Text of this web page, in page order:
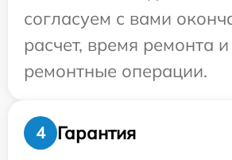
согласуем с вами
расчет, время ремонта
ремонтные операции.
4
Гарантия